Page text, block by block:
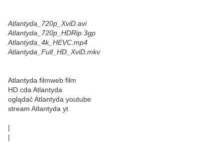
Atlantyda_720p_XviD.avi
Atlantyda_720p_HDRip.3gp
Atlantyda_4k_HEVC.mp4
Atlantyda_Full_HD_XviD.mkv
Atlantyda filmweb film
HD cda Atlantyda
oglądać Atlantyda youtube
stream Atlantyda yt
|
|